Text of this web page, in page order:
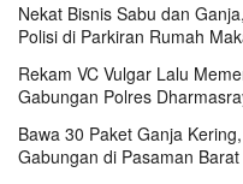
Nekat Bisnis Sabu dan
Polisi di Parkiran Rumah
Rekam VC Vulgar Lalu
Gabungan Polres
Bawa 30 Paket Ganja
Gabungan di Pasaman Barat